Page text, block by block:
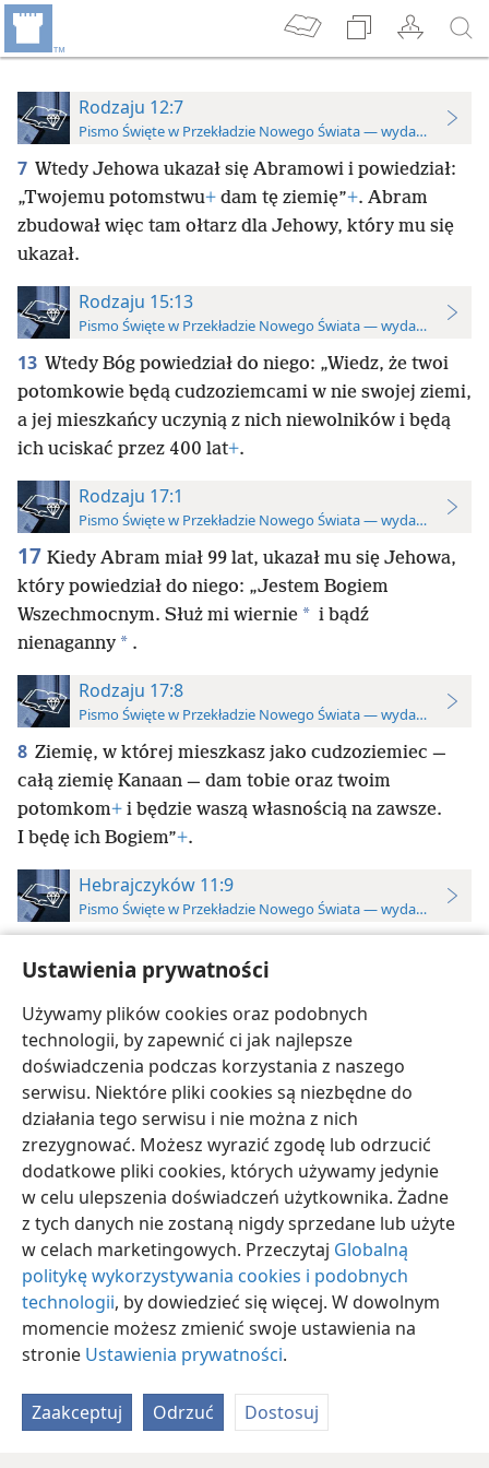
Ustawienia prywatności
Używamy plików cookies oraz podobnych
technologii, by zapewnić ci jak najlepsze
doświadczenia podczas korzystania z naszego
serwisu. Niektóre pliki cookies są niezbędne do
działania tego serwisu i nie można z nich
zrezygnować. Możesz wyrazić zgodę lub odrzucić
dodatkowe pliki cookies, których używamy jedynie
w celu ulepszenia doświadczeń użytkownika. Żadne
z tych danych nie zostaną nigdy sprzedane lub użyte
w celach marketingowych. Przeczytaj Globalną
politykę wykorzystywania cookies i podobnych
technologii, by dowiedzieć się więcej. W dowolnym
momencie możesz zmienić swoje ustawienia na
stronie Ustawienia prywatności.
Zaakceptuj Odrzuć Dostosuj
Rodzaju 12:7
Pismo Święte w Przekładzie Nowego Świata — wydanie do
7 Wtedy Jehowa ukazał się Abramowi i powiedział:
„Twojemu potomstwu+ dam tę ziemię”+. Abram
zbudował więc tam ołtarz dla Jehowy, który mu się
ukazał.
Rodzaju 15:13
Pismo Święte w Przekładzie Nowego Świata — wydanie do
13 Wtedy Bóg powiedział do niego: „Wiedz, że twoi
potomkowie będą cudzoziemcami w nie swojej ziemi,
a jej mieszkańcy uczynią z nich niewolników i będą
ich uciskać przez 400 lat+.
Rodzaju 17:1
Pismo Święte w Przekładzie Nowego Świata — wydanie do
17 Kiedy Abram miał 99 lat, ukazał mu się Jehowa,
który powiedział do niego: „Jestem Bogiem
Wszechmocnym. Służ mi wiernie * i bądź
nienaganny * .
Rodzaju 17:8
Pismo Święte w Przekładzie Nowego Świata — wydanie do
8 Ziemię, w której mieszkasz jako cudzoziemiec —
całą ziemię Kanaan — dam tobie oraz twoim
potomkom+ i będzie waszą własnością na zawsze.
I będę ich Bogiem”+.
Hebrajczyków 11:9
Pismo Święte w Przekładzie Nowego Świata — wydanie do
obiecano, jak w obcej ziemi+. Mieszkał tam
w namiotach+ razem z Izaakiem i Jakubem, którzy
byli dziedzicami tej samej obietnicy co on
polski Ustawienia
Copyright © 2026 Watch Tower Bible and Tract Society of Pennsylvania
Warunki użytkowania Polityka prywatności
Ustawienia prywatności
JW.ORG
Zaloguj